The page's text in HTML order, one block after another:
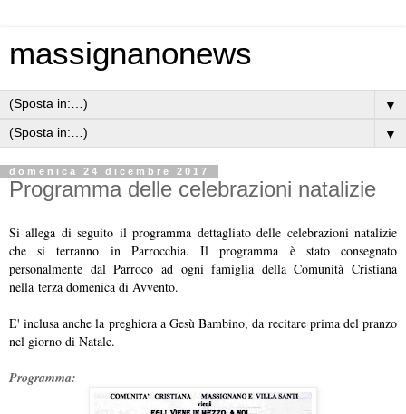
massignanonews
▼
▼
domenica 24 dicembre 2017
Programma delle celebrazioni natalizie
Si allega di seguito il programma dettagliato delle celebrazioni natalizie
che si terranno in Parrocchia. Il programma è stato consegnato
personalmente dal Parroco ad ogni famiglia della Comunità Cristiana
nella terza domenica di Avvento.
E' inclusa anche la preghiera a Gesù Bambino, da recitare prima del pranzo
nel giorno di Natale.
Programma: